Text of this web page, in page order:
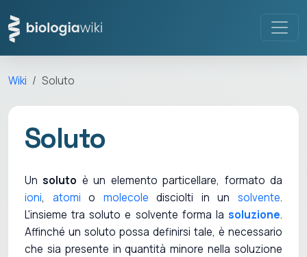
Wiki Soluto
Soluto
Unsoluto è un elemento particellare, formato da
ioni, atomi o molecole disciolti in unsolvente.
L'insieme tra soluto e solvente forma la soluzione.
Affinché un soluto possa definirsi tale, è necessario
che sia presente in quantità minore nella soluzione